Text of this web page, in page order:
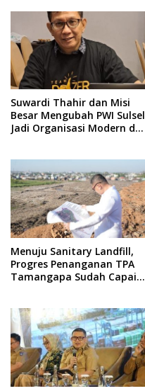
Suwardi Thahir dan Misi
Besar Mengubah PWI Sulsel
Jadi Organisasi Modern dan
Menuju Sanitary Landfill,
Progres Penanganan TPA
Tamangapa Sudah Capai